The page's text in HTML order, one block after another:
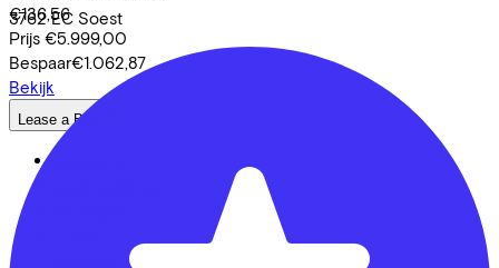
3762 EC Soest
€136,56
Prijs €5.999,00
Bespaar€1.062,87
Bekijk
Lease a Bike